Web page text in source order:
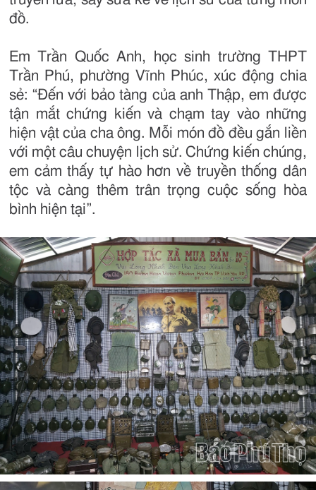
đồ.
Em Trần Quốc Anh, học sinh trường THPT
Trần Phú, phường Vĩnh Phúc, xúc động chia
sẻ: “Đến với bảo tàng của anh Thập, em được
tận mắt chứng kiến và chạm tay vào những
hiện vật của cha ông. Mỗi món đồ đều gắn liền
với một câu chuyện lịch sử. Chứng kiến chúng,
em cảm thấy tự hào hơn về truyền thống dân
tộc và càng thêm trân trọng cuộc sống hòa
bình hiện tại”.